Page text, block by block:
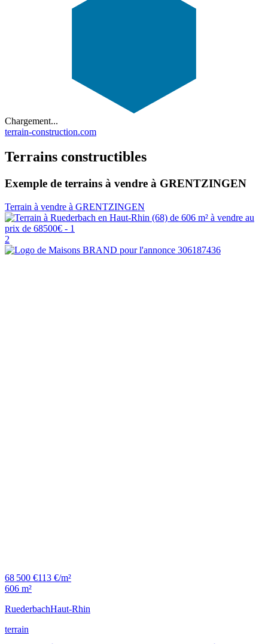
Chargement...
terrain-construction.com
Terrains constructibles
Exemple de terrains à vendre à GRENTZINGEN
Terrain à vendre à GRENTZINGEN
2
68 500 €113 €/m²
606 m²
RuederbachHaut-Rhin
terrain